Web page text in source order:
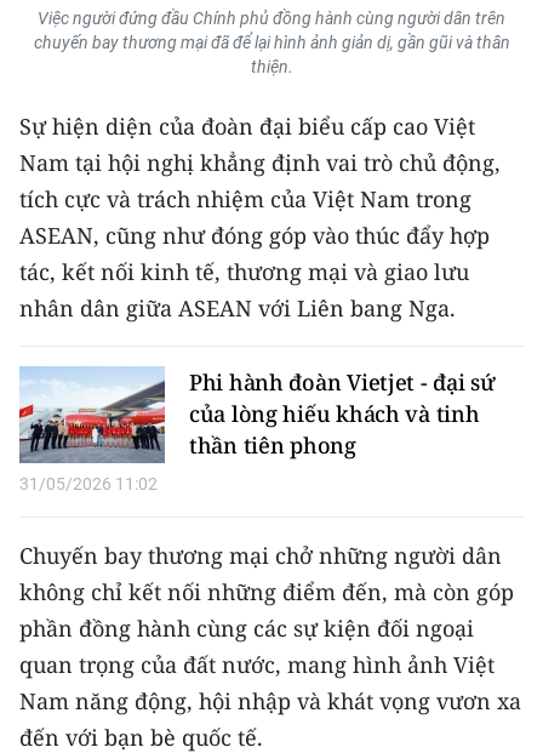
CHUYÊN ĐỀ
CÁC CHUYÊN TRANG
VỀ BÁO NHÂN DÂN
THỜI NAY
NHÂN DÂN CUỐI TUẦN
NHÂN DÂN HẰNG THÁNG
MUA BÁO
ĐỌC BÁO IN
ENGLISH
中文
FRANÇAIS
РУССКИЙ
Việc người đứng đầu Chính phủ đồng hành cùng người dân trên
chuyến bay thương mại đã để lại hình ảnh giản dị, gần gũi và thân
thiện.
Sự hiện diện của đoàn đại biểu cấp cao Việt
Nam tại hội nghị khẳng định vai trò chủ động,
tích cực và trách nhiệm của Việt Nam trong
ASEAN, cũng như đóng góp vào thúc đẩy hợp
tác, kết nối kinh tế, thương mại và giao lưu
nhân dân giữa ASEAN với Liên bang Nga.
Phi hành đoàn Vietjet - đại sứ
của lòng hiếu khách và tinh
thần tiên phong
31/05/2026 11:02
Chuyến bay thương mại chở những người dân
không chỉ kết nối những điểm đến, mà còn góp
phần đồng hành cùng các sự kiện đối ngoại
quan trọng của đất nước, mang hình ảnh Việt
Nam năng động, hội nhập và khát vọng vươn xa
đến với bạn bè quốc tế.